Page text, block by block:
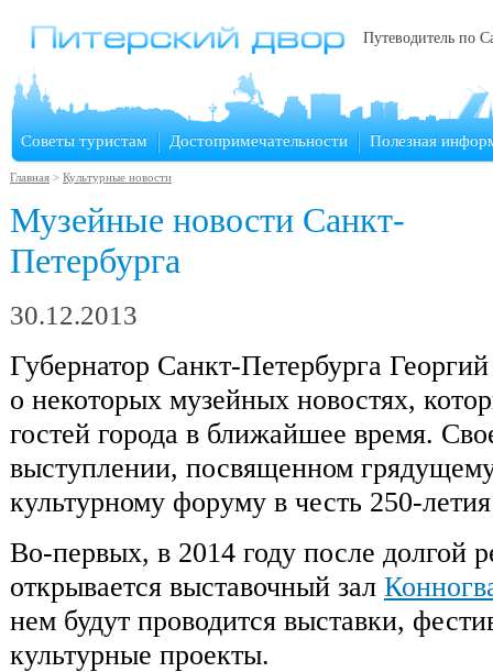
Путеводитель по
Советы туристам Достопримечательности Полезная
Главная > Культурные новости
Музейные новости Санкт-
Петербурга
30.12.2013
Губернатор Санкт-Петербурга
о некоторых музейных новостях,
гостей города в ближайшее время.
выступлении, посвященном
культурному форуму в честь 250-
Во-первых, в 2014 году после долгой
открывается выставочный зал
нем будут проводится выставки,
культурные проекты.